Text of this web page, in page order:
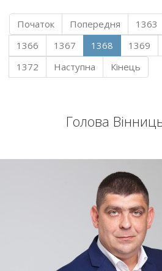
Голова
Початок Попередня 1363
1366
1367 1368 1369
1372
Наступна Кінець